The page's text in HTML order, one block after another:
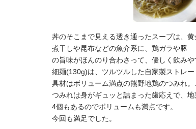
丼のそこまで見える透き通ったスープは、黄
煮干しや昆布などの魚介系に、鶏ガラや豚
の旨味がほんのり合わさって、優しく飲み
細麺(130g)は、ツルツルした自家製ストレ
具材はボリューム満点の熊野地鶏のつみれ
つみれは身がギュッと詰まった歯応えで、地
4個もあるのでボリュームも満点です。
今回も満足でした。